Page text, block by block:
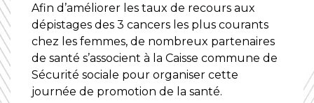
Afin d’améliorer les taux de recours aux
dépistages des 3 cancers les plus courants
chez les femmes, de nombreux partenaires
de santé s’associent à la Caisse commune de
Sécurité sociale pour organiser cette
journée de promotion de la santé.